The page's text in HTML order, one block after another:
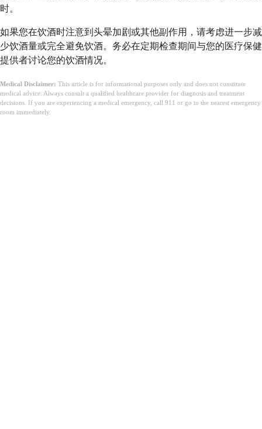
时。
如果您在饮酒时注意到头晕加剧或其他副作用，请考虑进一步减
少饮酒量或完全避免饮酒。务必在定期检查期间与您的医疗保健
提供者讨论您的饮酒情况。
Medical Disclaimer: This article is for informational purposes only and does not constitute
medical advice. Always consult a qualified healthcare provider for diagnosis and treatment
decisions. If you are experiencing a medical emergency, call 911 or go to the nearest emergency
room immediately.